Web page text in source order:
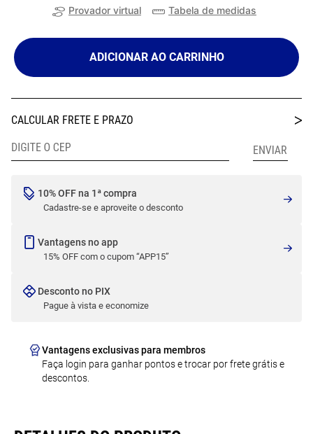
Provador virtual Tabela de medidas
ADICIONAR AO CARRINHO
10% OFF na 1ª compra
Cadastre-se e aproveite o desconto
Vantagens no app
15% OFF com o cupom “APP15”
Desconto no PIX
Pague à vista e economize
Vantagens exclusivas para membros
Faça login para ganhar pontos e trocar por frete grátis e
descontos.